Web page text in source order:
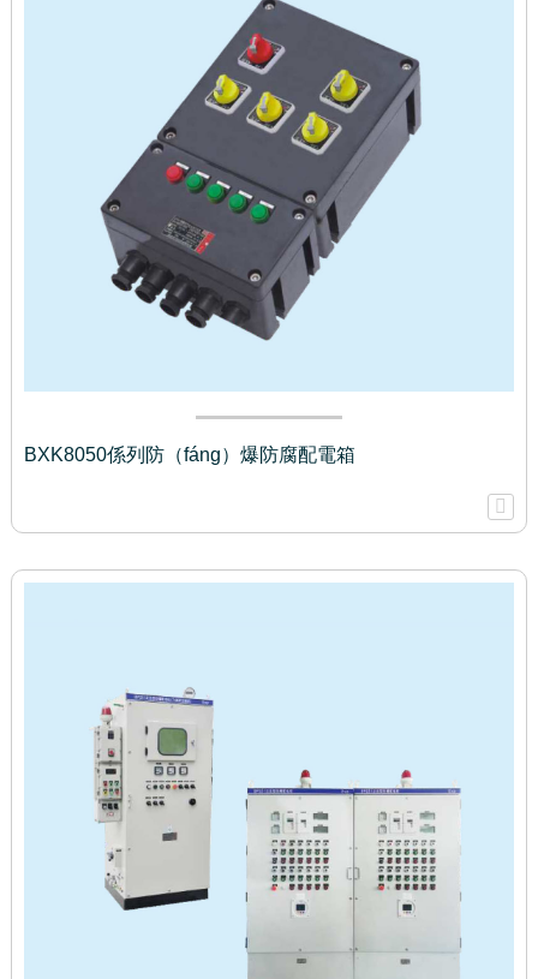
BXK8050係列防（fáng）爆防腐配電箱